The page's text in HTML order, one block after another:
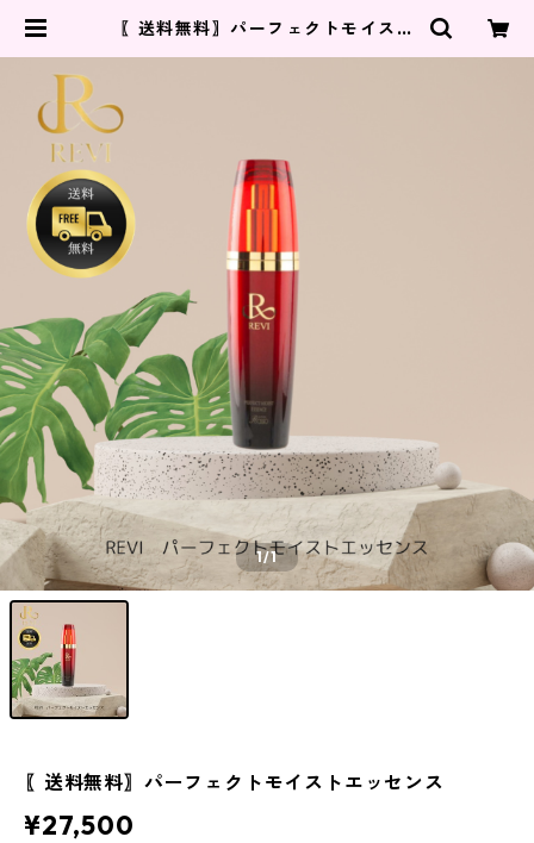
〖送料無料〗パーフェクトモイスト
1/1
〖送料無料〗パーフェクトモイストエッセンス
¥27,500